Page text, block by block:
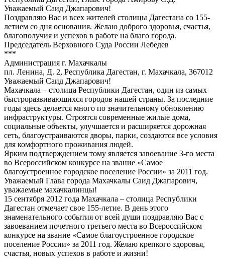
Уважаемый Саид Джапарович!
Поздравляю Вас и всех жителей столицы Дагестана со 155-
летием со дня основания. Желаю доброго здоровья, счастья,
благополучия и успехов в работе на благо города.
Председатель Верховного Суда России Лебедев
***
Администрация г. Махачкалы
пл. Ленина, Д. 2, Республика Дагестан, г. Махачкала, 367012
Уважаемый Саид Джапарович!
Махачкала – столица Республики Дагестан, один из самых
быстроразвивающихся городов нашей страны. За последние
годы здесь делается много по значительному обновлению
инфраструктуры. Строятся современные жилые дома,
социальные объекты, улучшается и расширяется дорожная
сеть, благоустраиваются дворы, парки, создаются все условия
для комфортного проживания людей.
Ярким подтверждением тому является завоевание 3-го места
во Всероссийском конкурсе на звание «Самое
благоустроенное городское поселение России» за 2011 год.
Уважаемый Глава города Махачкалы Саид Джапарович,
уважаемые махачкалинцы!
15 сентября 2012 года Махачкала – столица Республики
Дагестан отмечает свое 155-летие. В день этого
знаменательного события от всей души поздравляю Вас с
завоеванием почетного третьего места во Всероссийском
конкурсе на звание «Самое благоустроенное городское
поселение России» за 2011 год. Желаю крепкого здоровья,
счастья, новых успехов в работе и жизни!